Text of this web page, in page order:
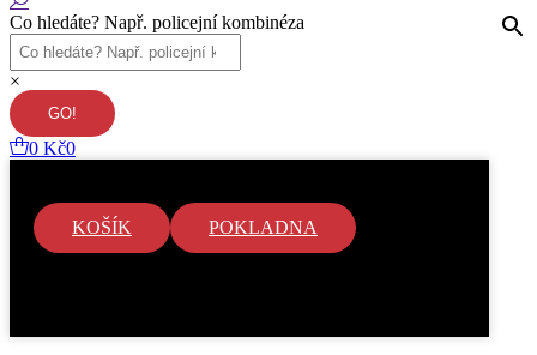
Co hledáte? Např. policejní kombinéza
×
0 Kč0
KOŠÍK POKLADNA